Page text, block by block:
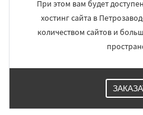
При этом вам будет
хостинг сайта в
количеством сайтов и